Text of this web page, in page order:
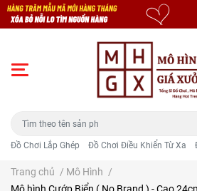
Đồ Chơi Lắp Ghép Đồ Chơi Điều Khiển Từ Xa
Trang chủ / Mô Hình /